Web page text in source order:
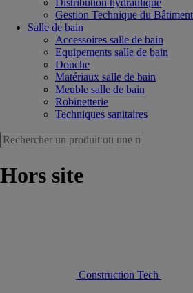
Distribution hydraulique
Gestion Technique du
Salle de bain
Accessoires salle de bain
Equipements salle de bain
Douche
Matériaux salle de bain
Meuble salle de bain
Robinetterie
Techniques sanitaires
Hors site
Construction Tech